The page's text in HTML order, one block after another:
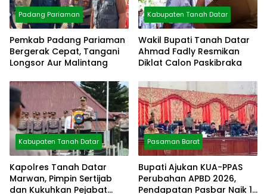
Padang Pariaman
Pemkab Padang Pariaman
Bergerak Cepat, Tangani
Longsor Aur Malintang
Kabupaten Tanah Datar
Wakil Bupati Tanah Datar
Ahmad Fadly Resmikan
Diklat Calon Paskibraka
Kabupaten Tanah Datar
Kapolres Tanah Datar
Marwan, Pimpin Sertijab
dan Kukuhkan Pejabat
Pasaman Barat
Bupati Ajukan KUA-PPAS
Perubahan APBD 2026,
Pendapatan Pasbar Naik 15